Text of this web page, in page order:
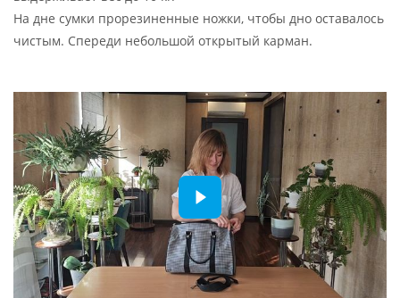
На дне сумки прорезиненные ножки, чтобы дно оставалось
чистым. Спереди небольшой открытый карман.